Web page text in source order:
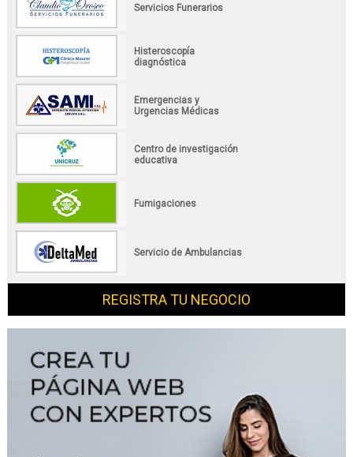
Servicios Funerarios
Histeroscopía
diagnóstica
Emergencias y
Urgencias Médicas
Centro de investigación
educativa
Fumigaciones
Servicio de Ambulancias
REGISTRA TU NEGOCIO